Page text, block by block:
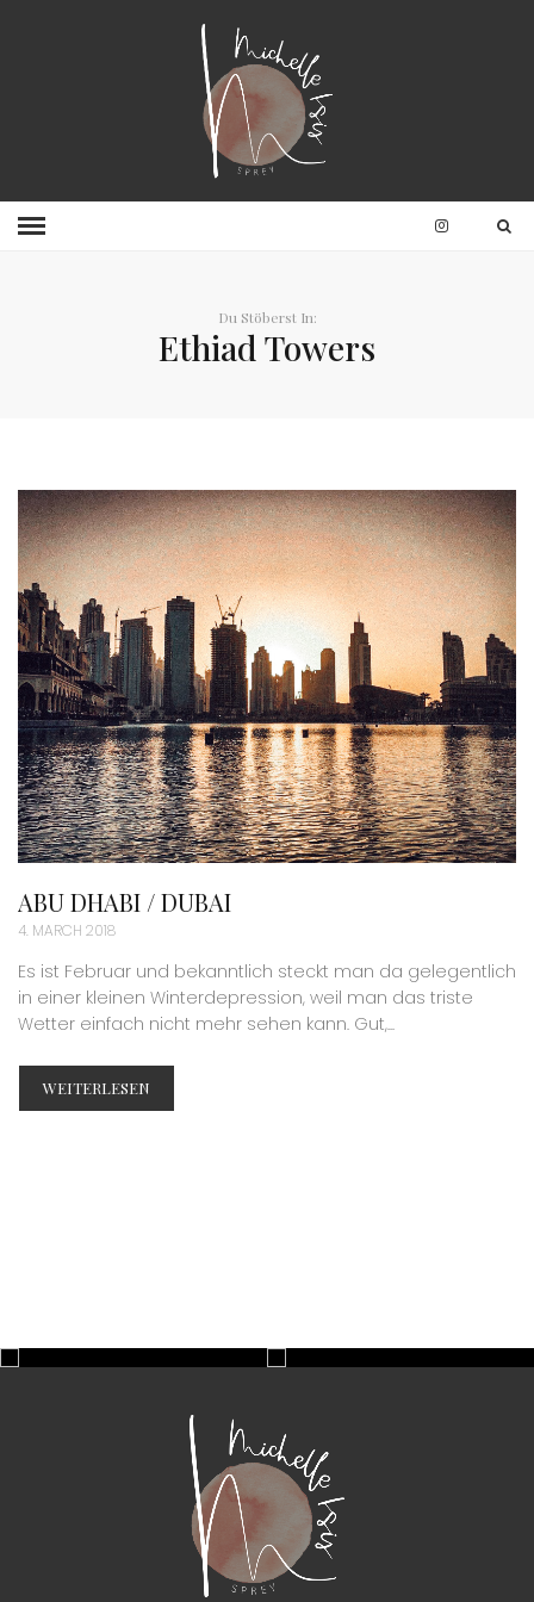
Du Stöberst In:
Ethiad Towers
ABU DHABI / DUBAI
4. MARCH 2018
Es ist Februar und bekanntlich steckt man da gelegentlich
in einer kleinen Winterdepression, weil man das triste
Wetter einfach nicht mehr sehen kann. Gut,...
WEITERLESEN